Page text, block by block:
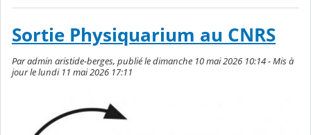
Sortie Physiquarium au CNRS
Par admin aristide-berges, publié le dimanche 10 mai 2026 10:14 - Mis à
jour le lundi 11 mai 2026 17:11